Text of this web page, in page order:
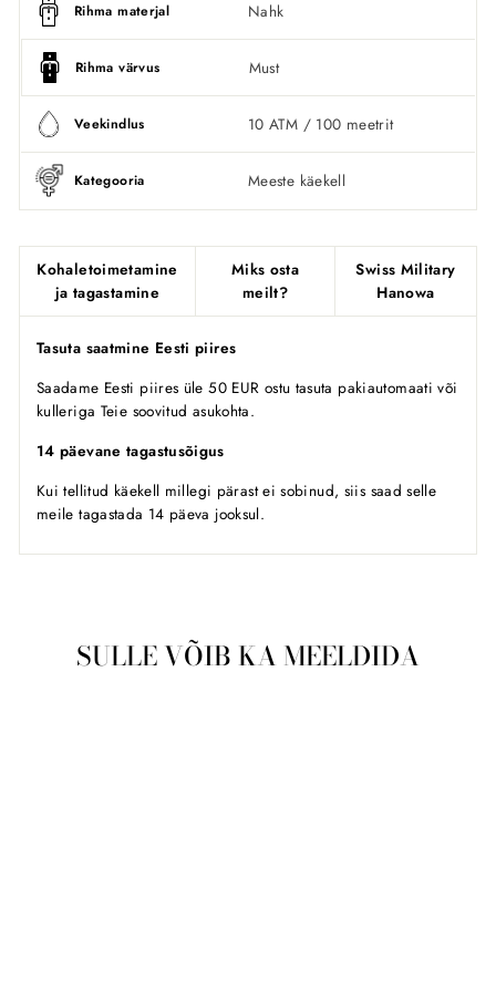
Rihma materjal Nahk
Rihma värvus Must
Veekindlus 10 ATM / 100 meetrit
Kategooria Meeste käekell
Kohaletoimetamine
ja tagastamine
Miks osta
meilt?
Swiss Military
Hanowa
Tasuta saatmine Eesti piires
Saadame Eesti piires üle 50 EUR ostu tasuta pakiautomaati või
kulleriga Teie soovitud asukohta.
14 päevane tagastusõigus
Kui tellitud käekell millegi pärast ei sobinud, siis saad selle
meile tagastada 14 päeva jooksul.
SULLE VÕIB KA MEELDIDA